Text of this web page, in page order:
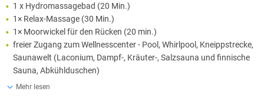
1 x Hydromassagebad (20 Min.)
1× Relax-Massage (30 Min.)
1× Moorwickel für den Rücken (20 min.)
freier Zugang zum Wellnesscenter - Pool, Whirlpool, Kneippstrecke,
Saunawelt (Laconium, Dampf-, Kräuter-, Salzsauna und finnische
Sauna, Abkühlduschen)
Mehr lesen